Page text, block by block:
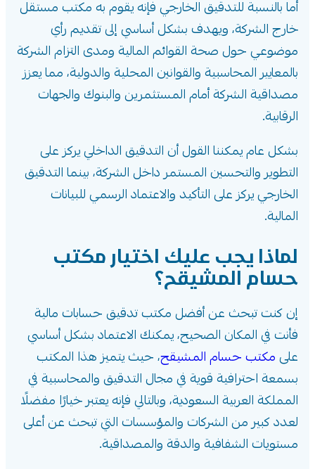
أما بالنسبة للتدقيق الخارجي فإنه يقوم به مكتب مستقل
خارج الشركة، ويهدف بشكل أساسي إلى تقديم رأي
موضوعي حول صحة القوائم المالية ومدى التزام الشركة
بالمعايير المحاسبية والقوانين المحلية والدولية، مما يعزز
مصداقية الشركة أمام المستثمرين والبنوك والجهات
الرقابية.
بشكل عام يمكننا القول أن التدقيق الداخلي يركز على
التطوير والتحسين المستمر داخل الشركة، بينما التدقيق
الخارجي يركز على التأكيد والاعتماد الرسمي للبيانات
المالية.
لماذا يجب عليك اختيار مكتب
حسام المشيقح؟
إن كنت تبحث عن أفضل مكتب تدقيق حسابات مالية
فأنت في المكان الصحيح، يمكنك الاعتماد بشكل أساسي
على مكتب حسام المشيقح، حيث يتميز هذا المكتب
بسمعة احترافية قوية في مجال التدقيق والمحاسبية في
المملكة العربية السعودية، وبالتالي فإنه يعتبر خيارًا مفضلًا
لعدد كبير من الشركات والمؤسسات التي تبحث عن أعلى
مستويات الشفافية والدقة والمصداقية.